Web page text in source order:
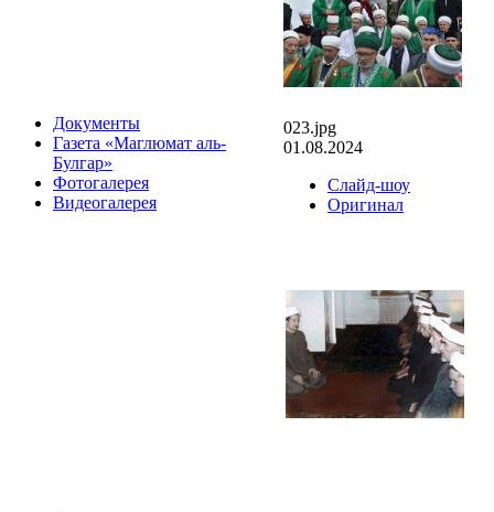
Документы
Газета «Маглюмат аль-
Булгар»
Фотогалерея
Видеогалерея
023.jpg
01.08.2024
Слайд-шоу
Оригинал